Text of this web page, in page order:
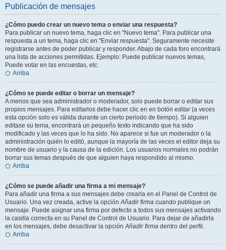
Publicación de mensajes
¿Cómo puedo crear un nuevo tema o enviar una respuesta?
Para publicar un nuevo tema, haga clic en "Nuevo tema". Para publicar una
respuesta a un tema, haga clic en "Enviar respuesta". Seguramente necesite
registrarse antes de poder publicar y responder. Abajo de cada foro encontrará
una lista de acciones permitidas. Ejemplo: Puede publicar nuevos temas,
Puede votar en las encuestas, etc.
Arriba
¿Cómo se puede editar o borrar un mensaje?
A menos que sea administrador o moderador, solo puede borrar o editar sus
propios mensajes. Para editarlos debe hacer clic en en botón editar(a veces
esta opción solo es válida durante un cierto periodo de tiempo). Si alguien
editase su tema, encontrará un pequeño texto indicando que ha sido
modificado y las veces que lo ha sido. No aparece si fue un moderador o la
administración quién lo editó, aunque la mayoría de las veces el editor deja su
nombre de usuario y la causa de la edición. Los usuarios normales no podrán
borrar sus temas después de que alguien haya respondido al mismo.
Arriba
¿Cómo se puede añadir una firma a mi mensaje?
Para añadir una firma a sus mensajes debe crearla en el Panel de Control de
Usuario. Una vez creada, active la opciónAñadir firma cuando publique un
mensaje. Puede asignar una firma por defecto a todos sus mensajes activando
la casilla correcta en su Panel de Control de Usuario. Para dejar de añadirla
en los mensajes, debe desactivar la opciónAñadir firma dentro del perfil.
Arriba